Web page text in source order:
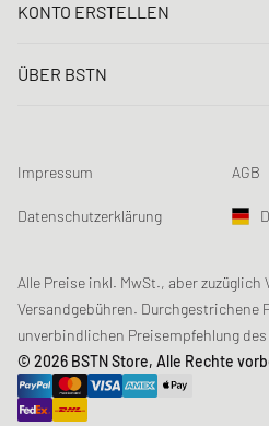
FAQ
Loyalty Program
Produktsicherheit
KONTO ERSTELLEN
Registrieren
Newsletter-Registrierung
Datenerfassung
ÜBER BSTN
Chronicles
Sustainability
Studentenrabatt: Unidays
Studentenrabatt: Studentbeans
Studentenrabatt: EDiU
Gutscheine & Aktionen
Impressum AGB
Datenschutzerklärung
Alle Preise inkl. MwSt., aber zuzüglich
Versandgebühren. Durchgestrichene
unverbindlichen Preisempfehlung
© 2026 BSTN Store, Alle Rechte